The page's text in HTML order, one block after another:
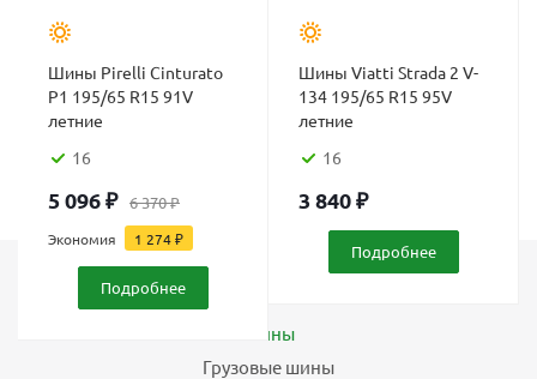
Шины Pirelli Cinturato
P1 195/65 R15 91V
летние
16
5 096₽ 6 370₽
Экономия 1 274₽
Подробнее
Шины Viatti Strada 2 V-
134 195/65 R15 95V
летние
16
3 840₽
Подробнее
Шины
Грузовые шины